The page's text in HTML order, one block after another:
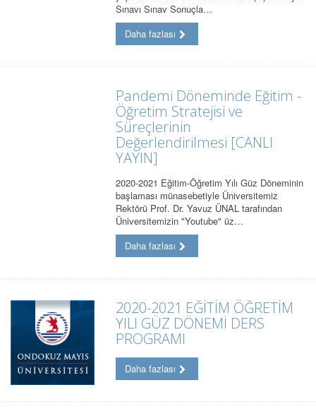
Sınavı Sınav Sonuçla…
Daha fazlası
Pandemi Döneminde Eğitim -
Öğretim Stratejisi ve
Süreçlerinin
Değerlendirilmesi [CANLI
YAYIN]
2020-2021 Eğitim-Öğretim Yılı Güz Döneminin
başlaması münasebetiyle Üniversitemiz
Rektörü Prof. Dr. Yavuz ÜNAL tarafından
Üniversitemizin "Youtube" üz…
Daha fazlası
2020-2021 EĞİTİM ÖĞRETİM
YILI GÜZ DÖNEMİ DERS
PROGRAMI
Daha fazlası